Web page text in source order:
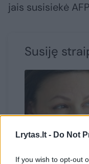
Lrytas.lt - Do Not
If you wish to opt-out
jais susisiekė
Susiję